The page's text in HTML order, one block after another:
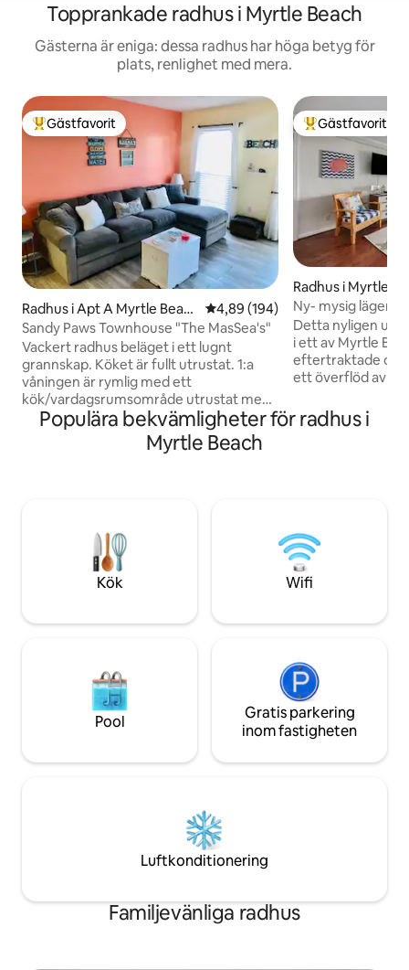
Topprankade radhus i Myrtle Beach
Gästerna är eniga: dessa radhus har höga betyg för
plats, renlighet med mera.
Populär gästfavorit
Gästfavorit
Radhus i Apt A Myrtle Beac
h
4,89 av 5 i genomsnittligt
4,89 (194)
Sandy Paws Townhouse "The MasSea's"
Vackert radhus beläget i ett lugnt
grannskap. Köket är fullt utrustat. 1:a
våningen är rymlig med ett
kök/vardagsrumsområde utrustat med
tvättmaskin/torktumlare, TV och
toalett. Luftmadrass i Q-storlek och en
skön mysig L-formad soffa. Uppför
underhållning. Kabel-TV/smart-TV – 50
USD EXTRA HUSDJURSAVGIFT Hela
trädgården inhägnad, ingångsgrind till
ytterdörren Bad av hundar i badkaret
Populär
Gästfavorit
Radhus i Myrtle
Ny- mysig
steg till stranden!
Detta nyligen
i ett av Myrtle
eftertraktade
ett överflöd av
fullständig
med 2 sovrum, 2
Myrtle Beach
golfbanor,
och
Populära bekvämligheter för radhus i
Myrtle Beach
Kök Wifi
Pool
Gratis parkering
inom fastigheten
Luftkonditionering
Familjevänliga radhus